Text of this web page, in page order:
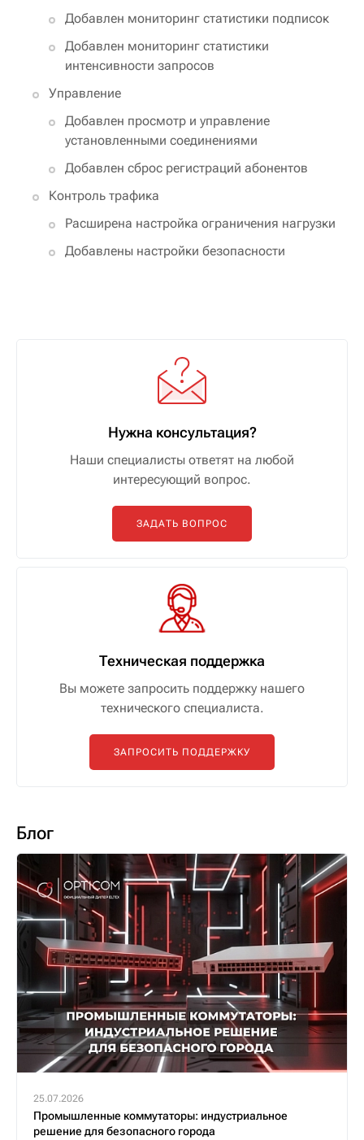
Добавлен мониторинг статистики подписок
Добавлен мониторинг статистики
интенсивности запросов
Управление
Добавлен просмотр и управление
установленными соединениями
Добавлен сброс регистраций абонентов
Контроль трафика
Расширена настройка ограничения нагрузки
Добавлены настройки безопасности
Нужна консультация?
Наши специалисты ответят на любой
интересующий вопрос.
ЗАДАТЬ ВОПРОС
Техническая поддержка
Вы можете запросить поддержку нашего
технического специалиста.
ЗАПРОСИТЬ ПОДДЕРЖКУ
Блог
25.07.2026
Промышленные коммутаторы: индустриальное
решение для безопасного города